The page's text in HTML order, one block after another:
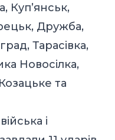
Куп’янськ,
Дружба,
Тарасівка,
Новосілка,
та
і